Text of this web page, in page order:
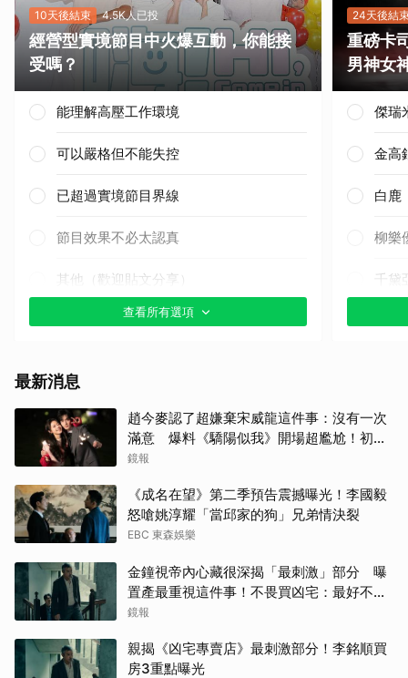
10天後結束 4.5K人已投
經營型實境節目中火爆互動，你能接
受嗎？
能理解高壓工作環境
可以嚴格但不能失控
已超過實境節目界線
節目效果不必太認真
其他（歡迎貼文分享）
查看所有選項
24天後結
重磅卡
男神女
傑瑞
金高
白鹿
柳樂
千
小栗
許楠
楊洋
最新消息
趙今麥認了超嫌棄宋威龍這件事：沒有一次
滿意 爆料《驕陽似我》開場超尷尬！初見
面就上演親密戲
鏡報
《成名在望》第二季預告震撼曝光！李國毅
怒嗆姚淳耀「當邱家的狗」兄弟情決裂
EBC 東森娛樂
金鐘視帝內心藏很深揭「最刺激」部分 曝
置產最重視這件事！不畏買凶宅：最好不要
知道
鏡報
親揭《凶宅專賣店》最刺激部分！李銘順買
房3重點曝光